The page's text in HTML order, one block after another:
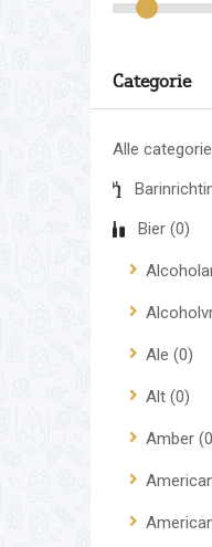
Categorie
Alle
Bier(0)
Ale (0)
Alt (0)
Amber